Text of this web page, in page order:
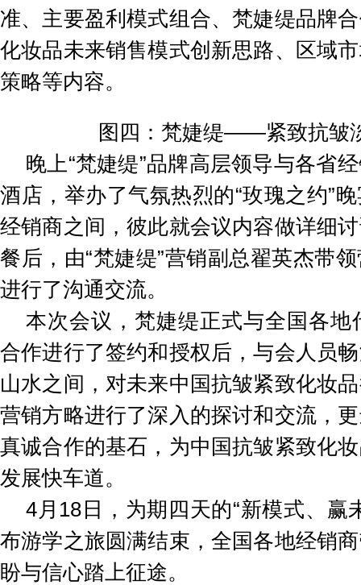
准、主要盈利模式组合、梵婕缇品牌
化妆品未来销售模式创新思路、区域
策略等内容。
图四：梵婕缇——紧致抗皱
晚上“梵婕缇”品牌高层领导与各省
酒店，举办了气氛热烈的“玫瑰之约”
经销商之间，彼此就会议内容做详细
餐后，由“梵婕缇”营销副总翟英杰带
进行了沟通交流。
本次会议，梵婕缇正式与全国各地
合作进行了签约和授权后，与会人员
山水之间，对未来中国抗皱紧致化妆
营销方略进行了深入的探讨和交流，
真诚合作的基石，为中国抗皱紧致化
发展快车道。
4月18日，为期四天的“新模式、赢
布游学之旅圆满结束，全国各地经销
盼与信心踏上征途。